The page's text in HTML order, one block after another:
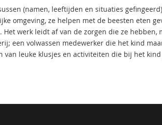
(namen, leeftijden en situaties
omgeving, ze helpen met de beesten eten
werk leidt af van de zorgen die ze hebben,
een volwassen medewerker die het kind
leuke klusjes en activiteiten die bij het kind